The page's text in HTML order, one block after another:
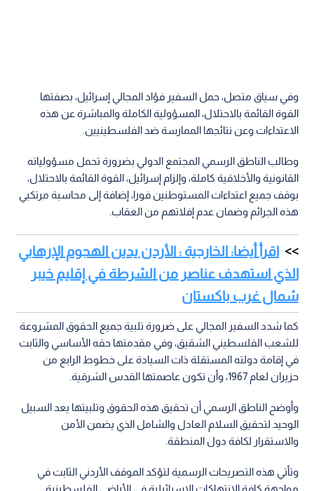
وفي سياق متصل، حمل السفير فؤاد المجالي إسرائيل، بصفتها
القوة القائمة بالاحتلال، المسؤولية الكاملة والمباشرة عن هذه
الاعتداءات وعن نتائجها الممارسة ضد الفلسطينيين.
وطالب الناطق الرسمي المجتمع الدولي بضرورة تحمل مسؤولياته
القانونية والأخلاقية كاملة، وإلزام إسرائيل، القوة القائمة بالاحتلال،
بوقف جميع اعتداءات المستوطنين فورا، إضافة إلى محاسبة مرتكبي
هذه الجرائم وضمان عدم إفلاتهم من العقاب.
اقرأ أيضا: الخارجية : الأردن يدين الهجوم الإرهابي
الذي استهدف عناصر من الشرطة في إقليم خيبر
شمال غرب باكستان
كما شدد السفير المجالي على ضرورة تلبية جميع الحقوق المشروعة
للشعب الفلسطيني الشقيق، وفي مقدمتها حقه الأساسي والثابت
في إقامة دولته المستقلة ذات السيادة على خطوط الرابع من
حزيران لعام 1967، وأن تكون عاصمتها القدس الشرقية.
وأوضح الناطق الرسمي أن تحقيق هذه الحقوق وتلبيتها يعد السبيل
الوحيد لتحقيق السلام العادل والشامل الذي يضمن الأمن
والاستقرار لكافة دول المنطقة.
وتأتي هذه التصريحات الرسمية لتؤكد الموقف الأردني الثابت في
مواجهة كافة الانتهاكات الإسرائيلية في الأراضي الفلسطينية